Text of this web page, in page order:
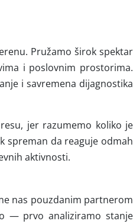
Pružamo širok spektar
i poslovnim prostorima.
i savremena dijagnostika
jer razumemo koliko je
spreman da reaguje odmah
aktivnosti.
nas pouzdanim partnerom
— prvo analiziramo stanje